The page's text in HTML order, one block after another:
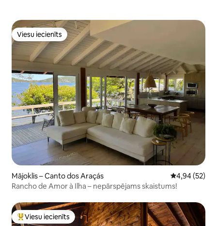
Viesu iecienīts
Viesu iecienīts
Mājoklis – Canto dos Araçás Vidējais
4,94 (52)
Rancho de Amor à Ilha – nepārspējams skaistums!
Populārs viesu iecienīts mājoklis
Viesu iecienīts